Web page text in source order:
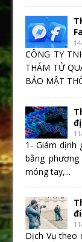
CÔNG TY
THÁM TỬ
BẢO MẬT
1- Giám dịnh
bằng
móng tay,...
Dịch Vụ theo